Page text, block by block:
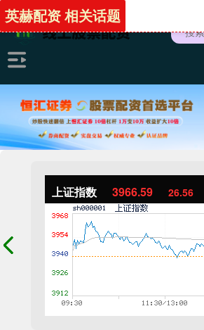
上证指数 3966.59 26.56
英赫配资 相关话题